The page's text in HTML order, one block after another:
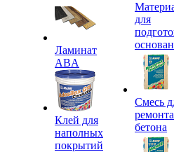
Ламинат
ABA
Клей для
наполных
покрытий
для
Смесь
ремонта
бетона